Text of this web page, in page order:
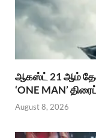
ஆகஸ்ட் 21 ஆம்
‘ONE MAN’
August 8, 2026